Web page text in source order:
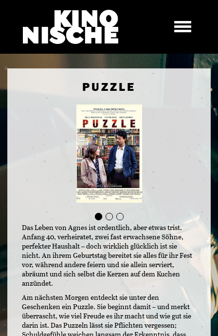
PUZZLE
Das Leben von Agnes ist ordentlich, aber etwas trist.
Anfang 40, verheiratet, zwei fast erwachsene Söhne,
perfekter Haushalt – doch wirklich glücklich ist sie
nicht. An ihrem Geburtstag bereitet sie alles für ihr Fest
vor, während andere feiern und sie allein serviert,
abräumt und sich selbst die Kerzen auf dem Kuchen
anzündet.
Am nächsten Morgen entdeckt sie unter den
Geschenken ein Puzzle. Sie beginnt damit – und merkt
überrascht, wie viel Freude es ihr macht und wie gut sie
darin ist. Das Puzzeln lässt sie Pflichten vergessen;